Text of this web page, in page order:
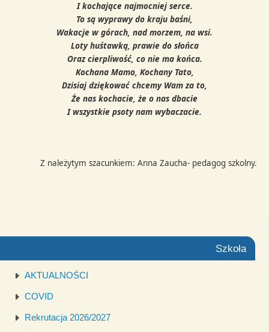
I kochające najmocniej serce.
To są wyprawy do kraju baśni,
Wakacje w górach, nad morzem, na wsi.
Loty huśtawką, prawie do słońca
Oraz cierpliwość, co nie ma końca.
Kochana Mamo, Kochany Tato,
Dzisiaj dziękować chcemy Wam za to,
Że nas kochacie, że o nas dbacie
I wszystkie psoty nam wybaczacie.
Z należytym szacunkiem: Anna Zaucha- pedagog szkolny.
Szkoła
AKTUALNOŚCI
COVID
Rekrutacja 2026/2027